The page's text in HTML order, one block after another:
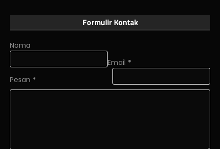
Formulir Kontak
Nama
Email *
Pesan *